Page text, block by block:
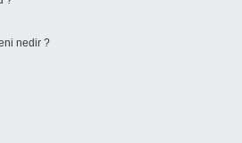
nedir ?